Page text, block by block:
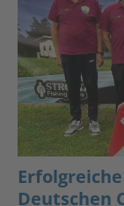
Deutschen